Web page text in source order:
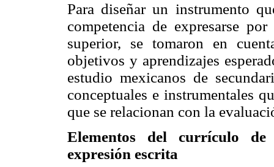
Para diseñar un instrumento
competencia de expresarse
superior, se tomaron en
objetivos y aprendizajes
estudio mexicanos de
conceptuales e instrumentales
que se relacionan con la
Elementos del currículo
expresión escrita